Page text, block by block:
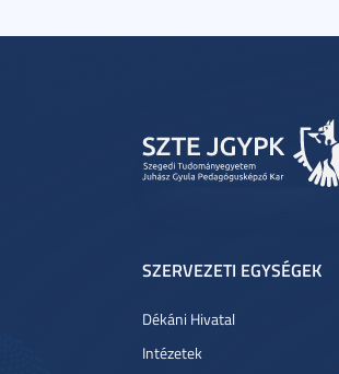
SZERVEZETI EGYSÉGEK
Dékáni Hivatal
Intézetek